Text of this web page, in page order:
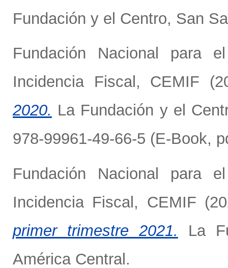
Fundación y el Centro, San
Fundación Nacional para
Incidencia Fiscal, CEMIF
2020. La Fundación y el
978-99961-49-66-5 (E-Book,
Fundación Nacional para
Incidencia Fiscal, CEMIF
primer trimestre 2021.
La
América Central.